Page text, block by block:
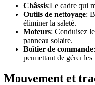
Châssis:Le cadre qui
Outils de nettoyage:
éliminer la saleté.
Moteurs: Conduisez
panneau solaire.
Boîtier de commande
permettant de gérer
Mouvement et